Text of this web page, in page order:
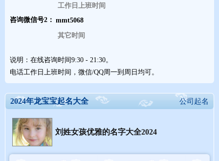
朱姓男宝宝好听的名字精选2024
【朱云波】
氵。
字义云表示盛多、云彩、云霄；波表示流水、波光、波浪，意义优
美。
工作日上班时间
咨询微信号2：
其它时间
说明：在线咨询时间9:30 - 21:30。
电话工作日上班时间，微信/QQ周一到周日均可。
公司起名
2024年龙宝宝起名大全
刘姓女孩优雅的名字大全2024